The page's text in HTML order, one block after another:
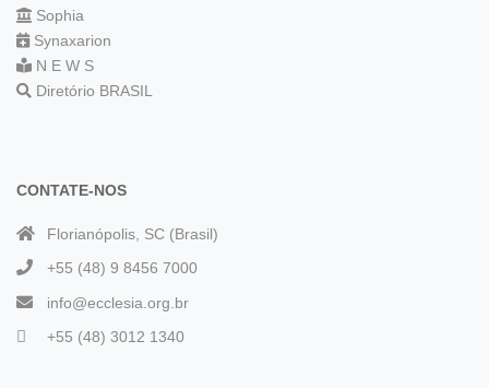
Sophia
Synaxarion
N E W S
Diretório BRASIL
CONTATE-NOS
Florianópolis, SC (Brasil)
+55 (48) 9 8456 7000
info@ecclesia.org.br
+55 (48) 3012 1340